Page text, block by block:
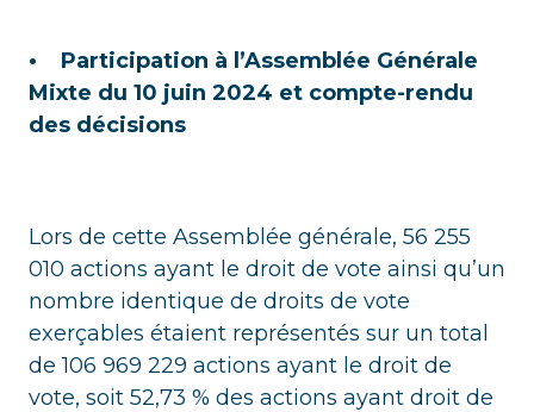
• Participation à l’Assemblée Générale
Mixte du 10 juin 2024 et compte-rendu
des décisions
Lors de cette Assemblée générale, 56 255
010 actions ayant le droit de vote ainsi qu’un
nombre identique de droits de vote
exerçables étaient représentés sur un total
de 106 969 229 actions ayant le droit de
vote, soit 52,73 % des actions ayant droit de